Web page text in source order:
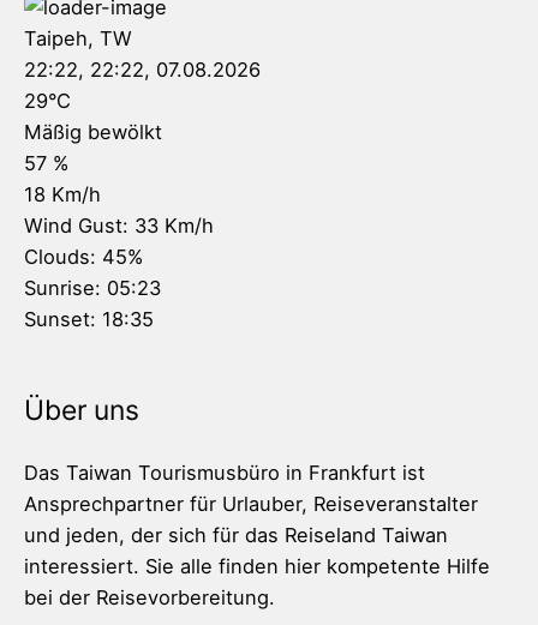
Taipeh, TW
22:22, 22:22, 07.08.2026
29°C
Mäßig bewölkt
57 %
18 Km/h
Wind Gust: 33 Km/h
Clouds: 45%
Sunrise: 05:23
Sunset: 18:35
Über uns
Das Taiwan Tourismusbüro in Frankfurt ist
Ansprechpartner für Urlauber, Reiseveranstalter
und jeden, der sich für das Reiseland Taiwan
interessiert. Sie alle finden hier kompetente Hilfe
bei der Reisevorbereitung.